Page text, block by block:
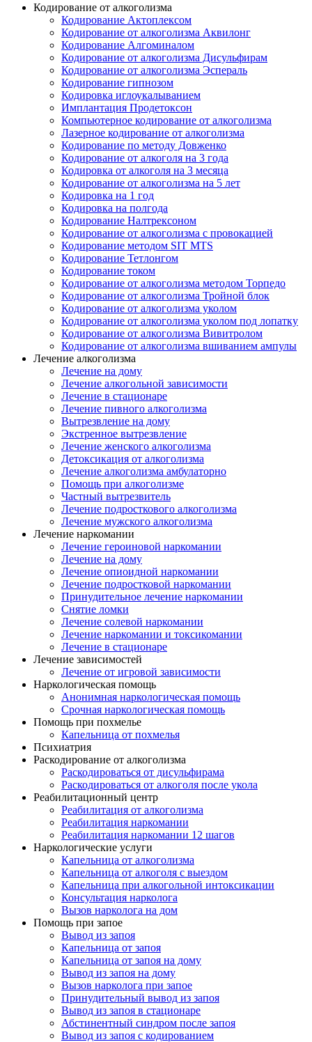
Кодирование от алкоголизма
Кодирование Актоплексом
Кодирование от алкоголизма Аквилонг
Кодирование Алгоминалом
Кодирование от алкоголизма Дисульфирам
Кодирование от алкоголизма Эспераль
Кодирование гипнозом
Кодировка иглоукалыванием
Имплантация Продетоксон
Компьютерное кодирование от алкоголизма
Лазерное кодирование от алкоголизма
Кодирование по методу Довженко
Кодирование от алкоголя на 3 года
Кодировка от алкоголя на 3 месяца
Кодирование от алкоголизма на 5 лет
Кодировка на 1 год
Кодировка на полгода
Кодирование Налтрексоном
Кодирование от алкоголизма с провокацией
Кодирование методом SIT MTS
Кодирование Тетлонгом
Кодирование током
Кодирование от алкоголизма методом Торпедо
Кодирование от алкоголизма Тройной блок
Кодирование от алкоголизма уколом
Кодирование от алкоголизма уколом под лопатку
Кодирование от алкоголизма Вивитролом
Кодирование от алкоголизма вшиванием ампулы
Лечение алкоголизма
Лечение на дому
Лечение алкогольной зависимости
Лечение в стационаре
Лечение пивного алкоголизма
Вытрезвление на дому
Экстренное вытрезвление
Лечение женского алкоголизма
Детоксикация от алкоголизма
Лечение алкоголизма амбулаторно
Помощь при алкоголизме
Частный вытрезвитель
Лечение подросткового алкоголизма
Лечение мужского алкоголизма
Лечение наркомании
Лечение героиновой наркомании
Лечение на дому
Лечение опиоидной наркомании
Лечение подростковой наркомании
Принудительное лечение наркомании
Снятие ломки
Лечение солевой наркомании
Лечение наркомании и токсикомании
Лечение в стационаре
Лечение зависимостей
Лечение от игровой зависимости
Наркологическая помощь
Анонимная наркологическая помощь
Срочная наркологическая помощь
Помощь при похмелье
Капельница от похмелья
Психиатрия
Раскодирование от алкоголизма
Раскодироваться от дисульфирама
Раскодироваться от алкоголя после укола
Реабилитационный центр
Реабилитация от алкоголизма
Реабилитация наркомании
Реабилитация наркомании 12 шагов
Наркологические услуги
Капельница от алкоголизма
Капельница от алкоголя с выездом
Капельница при алкогольной интоксикации
Консультация нарколога
Вызов нарколога на дом
Помощь при запое
Вывод из запоя
Капельница от запоя
Капельница от запоя на дому
Вывод из запоя на дому
Вызов нарколога при запое
Принудительный вывод из запоя
Вывод из запоя в стационаре
Абстинентный синдром после запоя
Вывод из запоя с кодированием